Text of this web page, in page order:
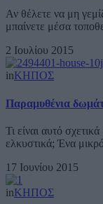
Αν θέλετε να μη
μπαίνετε μέσα
2 Ιουλίου 2015
inΚΗΠΟΣ
Παραμυθένια
Τι είναι αυτό
ελκυστικά; Ένα
17 Ιουνίου 2015
inΚΗΠΟΣ